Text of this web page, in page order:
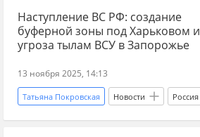
Украина.ру Вооруженные силы Украины
ВС РФ
Наступление ВС РФ: создание
буферной зоны под Харьковом и
угроза тылам ВСУ в Запорожье
13 ноября 2025, 14:13
Татьяна Покровская Новости Россия
Харьков ЛНР Александр Коц